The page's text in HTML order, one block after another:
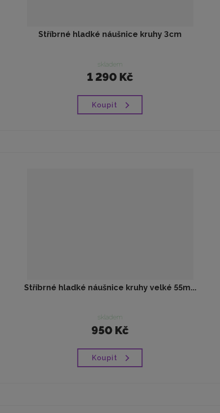
Stříbrné hladké náušnice kruhy 3cm
skladem
1 290 Kč
Koupit
Stříbrné hladké náušnice kruhy velké 55m...
skladem
950 Kč
Koupit